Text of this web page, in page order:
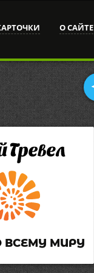
О САЙТЕ
ВСЕМУ МИРУ